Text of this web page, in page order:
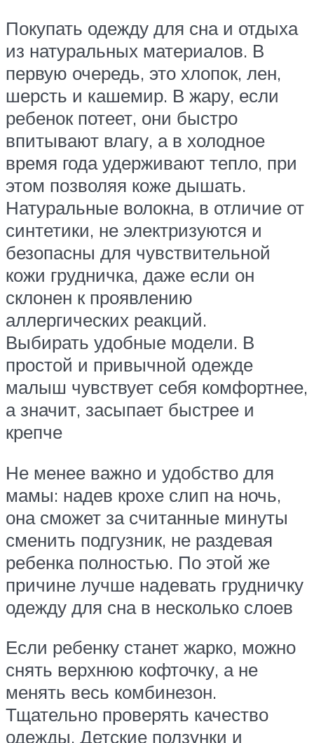
Покупать одежду для сна и отдыха
из натуральных материалов. В
первую очередь, это хлопок, лен,
шерсть и кашемир. В жару, если
ребенок потеет, они быстро
впитывают влагу, а в холодное
время года удерживают тепло, при
этом позволяя коже дышать.
Натуральные волокна, в отличие от
синтетики, не электризуются и
безопасны для чувствительной
кожи грудничка, даже если он
склонен к проявлению
аллергических реакций.
Выбирать удобные модели. В
простой и привычной одежде
малыш чувствует себя комфортнее,
а значит, засыпает быстрее и
крепче
Не менее важно и удобство для
мамы: надев крохе слип на ночь,
она сможет за считанные минуты
сменить подгузник, не раздевая
ребенка полностью. По этой же
причине лучше надевать грудничку
одежду для сна в несколько слоев
Если ребенку станет жарко, можно
снять верхнюю кофточку, а не
менять весь комбинезон.
Тщательно проверять качество
одежды. Детские ползунки и